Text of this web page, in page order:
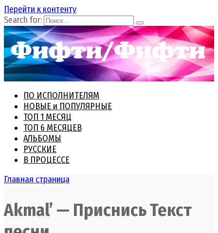
Перейти к контенту
Search for:
ПО ИСПОЛНИТЕЛЯМ
НОВЫЕ и ПОПУЛЯРНЫЕ
ТОП 1 МЕСЯЦ
ТОП 6 МЕСЯЦЕВ
АЛЬБОМЫ
РУССКИЕ
В ПРОЦЕССЕ
Главная страница
Akmal’ — Приснись Текст